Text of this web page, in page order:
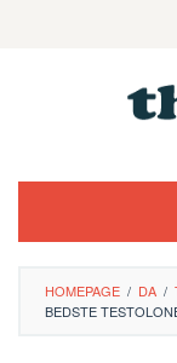
HOMEPAGE / DA /
BEDSTE